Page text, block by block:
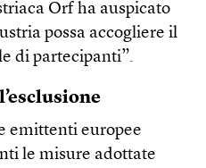
Orf ha auspicato
possa accogliere il
di partecipanti”.
emittenti europee
le misure adottate